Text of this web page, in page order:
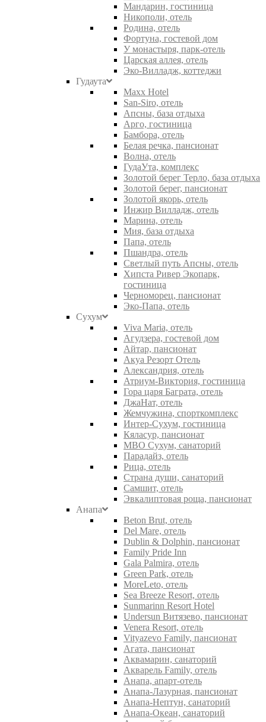
Мандарин, гостиница
Никополи, отель
Родина, отель
Фортуна, гостевой дом
У монастыря, парк-отель
Царская аллея, отель
Эко-Вилладж, коттеджи
Гудаута
Maxx Hotel
San-Siro, отель
Апсны, база отдыха
Арго, гостиница
Бамбора, отель
Белая речка, пансионат
Волна, отель
ГудаУта, комплекс
Золотой берег Терло, база отдыха
Золотой берег, пансионат
Золотой якорь, отель
Инжир Вилладж, отель
Марина, отель
Мия, база отдыха
Папа, отель
Пшандра, отель
Светлый путь Апсны, отель
Хипста Ривер Экопарк,
гостиница
Черноморец, пансионат
Эко-Папа, отель
Сухум
Viva Maria, отель
Агудзера, гостевой дом
Айтар, пансионат
Акуа Резорт Отель
Александрия, отель
Атриум-Виктория, гостиница
Гора царя Баграта, отель
ДжаНат, отель
Жемчужина, спорткомплекс
Интер-Сухум, гостиница
Кяласур, пансионат
МВО Сухум, санаторий
Парадайз, отель
Рица, отель
Страна души, санаторий
Самшит, отель
Эвкалиптовая роща, пансионат
Анапа
Beton Brut, отель
Del Mare, отель
Dublin & Dolphin, пансионат
Family Pride Inn
Gala Palmira, отель
Green Park, отель
MoreLeto, отель
Sea Breeze Resort, отель
Sunmarinn Resort Hotel
Undersun Витязево, пансионат
Venera Resort, отель
Vityazevo Family, пансионат
Агата, пансионат
Аквамарин, санаторий
Акварель Family, отель
Анапа, апарт-отель
Анапа-Лазурная, пансионат
Анапа-Нептун, санаторий
Анапа-Океан, санаторий